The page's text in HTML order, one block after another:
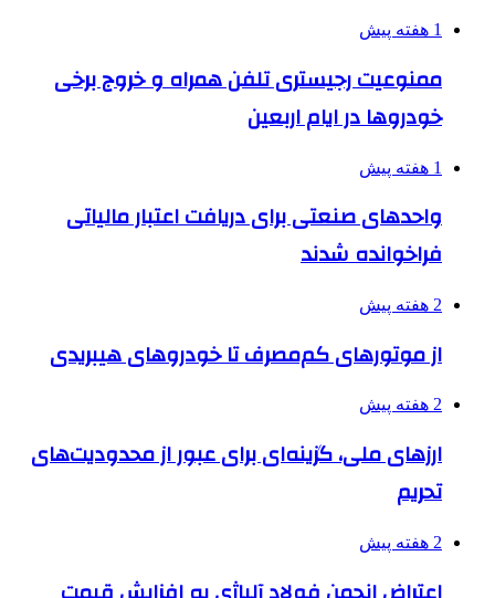
1 هفته پیش
ممنوعیت رجیستری تلفن همراه و خروج برخی
خودروها در ایام اربعین
1 هفته پیش
واحدهای صنعتی برای دریافت اعتبار مالیاتی
فراخوانده شدند
2 هفته پیش
از موتورهای کم‌مصرف تا خودروهای هیبریدی
2 هفته پیش
ارزهای ملی، گزینه‌ای برای عبور از محدودیت‌های
تحریم
2 هفته پیش